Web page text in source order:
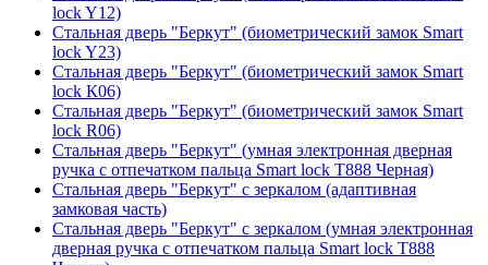
lock Y12)
Стальная дверь "Беркут" (биометрический замок Smart
lock Y23)
Стальная дверь "Беркут" (биометрический замок Smart
lock К06)
Стальная дверь "Беркут" (биометрический замок Smart
lock R06)
Стальная дверь "Беркут" (умная электронная дверная
ручка с отпечатком пальца Smart lock T888 Черная)
Стальная дверь "Беркут" с зеркалом (адаптивная
замковая часть)
Стальная дверь "Беркут" с зеркалом (умная электронная
дверная ручка с отпечатком пальца Smart lock T888